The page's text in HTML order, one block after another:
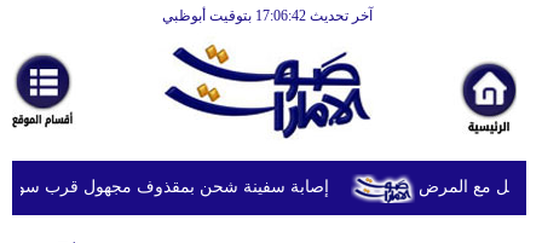
آخر تحديث 17:06:42 بتوقيت أبوظبي
أخبارعاجلة
رياضة
ثقافة
إصابة سفينة شحن بمقذوف مجهول قرب سواحل مع المرض